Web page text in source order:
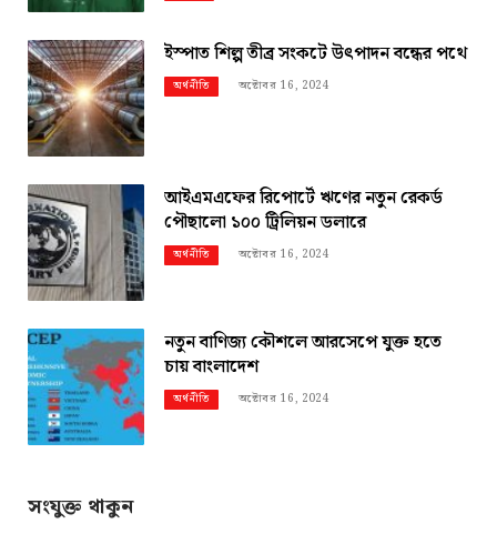
ইস্পাত শিল্প তীব্র সংকটে উৎপাদন বন্ধের পথে
অর্থনীতি অক্টোবর 16, 2024
আইএমএফের রিপোর্টে ঋণের নতুন রেকর্ড
পৌছালো ১০০ ট্রিলিয়ন ডলারে
অর্থনীতি অক্টোবর 16, 2024
নতুন বাণিজ্য কৌশলে আরসেপে যুক্ত হতে
চায় বাংলাদেশ
অর্থনীতি অক্টোবর 16, 2024
সংযুক্ত থাকুন